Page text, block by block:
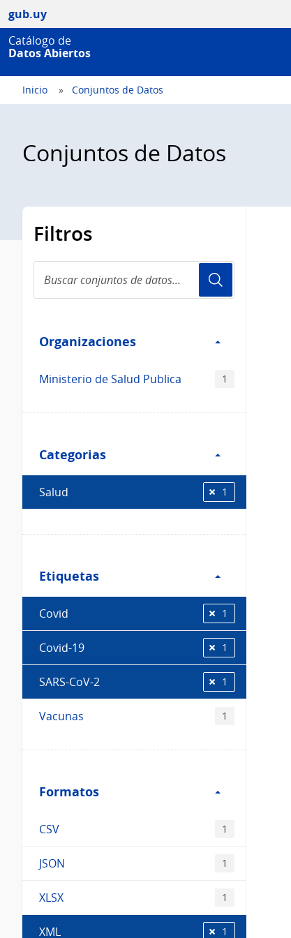
gub.uy
Catálogo de
Datos Abiertos
Inicio Conjuntos de Datos
Conjuntos de Datos
Filtros
conjuntos
de
Organizaciones
Organizaciones
Ministerio de Salud Publica 1
Categorias
Categorias
Salud 1
Etiquetas
Etiquetas
Covid 1
Covid-19 1
SARS-CoV-2 1
Vacunas 1
Formatos
Formatos
CSV 1
JSON 1
XLSX 1
XML 1